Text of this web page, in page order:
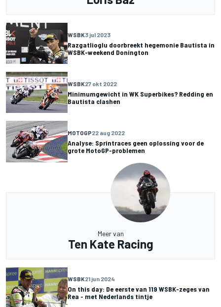
WSBK3 jul 2023
Razgatlioglu doorbreekt hegemonie Bautista in
WSBK-weekend Donington
WSBK27 okt 2022
Minimumgewicht in WK Superbikes? Redding en
Bautista clashen
MOTOGP22 aug 2022
Analyse: Sprintraces geen oplossing voor de
grote MotoGP-problemen
Meer van
Ten Kate Racing
WSBK21 jun 2024
On this day: De eerste van 119 WSBK-zeges van
Rea - met Nederlands tintje